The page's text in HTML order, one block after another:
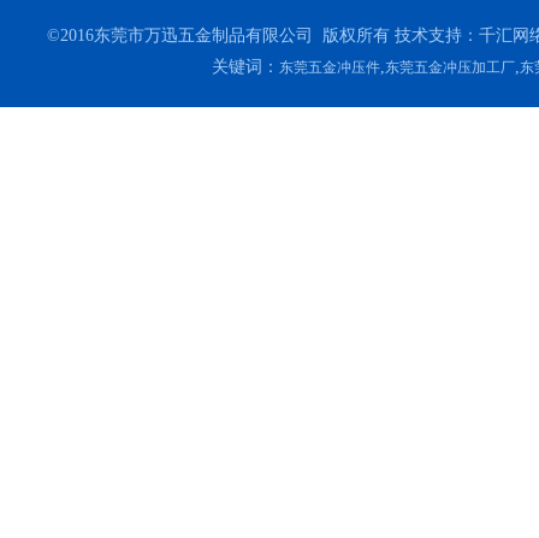
©2016东莞市万迅五金制品有限公司 版权所有 技术支持：千汇网
关键词： 东莞五金冲压件,东莞五金冲压加工厂,东